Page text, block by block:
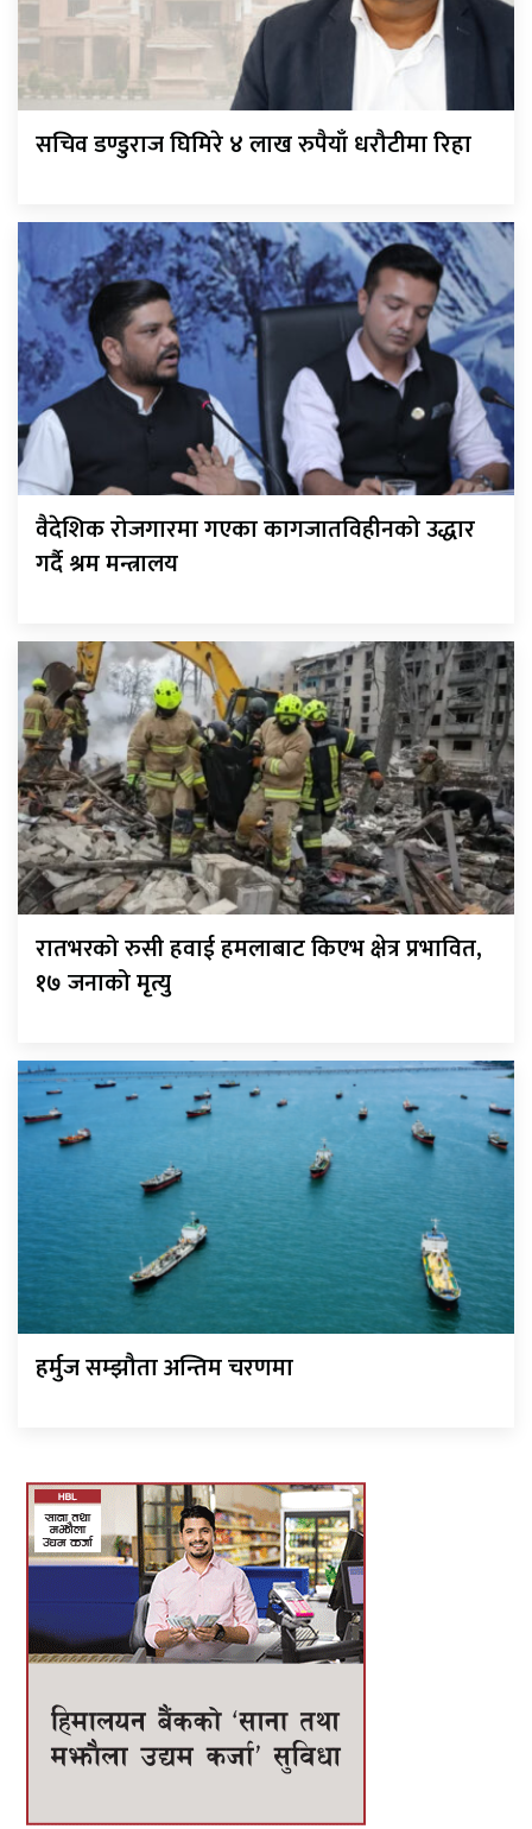
सचिव डण्डुराज घिमिरे ४ लाख रुपैयाँ धरौटीमा रिहा
वैदेशिक रोजगारमा गएका कागजातविहीनको उद्धार
गर्दै श्रम मन्त्रालय
रातभरको रुसी हवाई हमलाबाट किएभ क्षेत्र प्रभावित,
१७ जनाको मृत्यु
हर्मुज सम्झौता अन्तिम चरणमा